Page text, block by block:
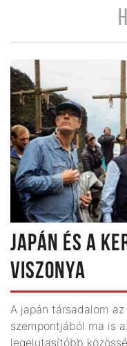
JAPÁN ÉS A
VISZONYA
A japán társadalom
szempontjából ma is
legelutasítóbb